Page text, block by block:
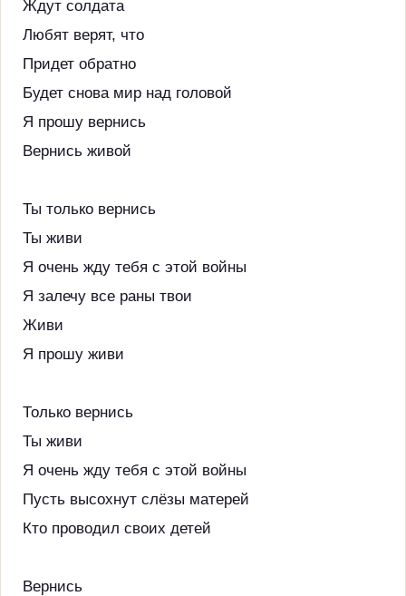
Ждут солдата
Любят верят, что
Придет обратно
Будет снова мир над головой
Я прошу вернись
Вернись живой
Ты только вернись
Ты живи
Я очень жду тебя с этой войны
Я залечу все раны твои
Живи
Я прошу живи
Только вернись
Ты живи
Я очень жду тебя с этой войны
Пусть высохнут слёзы матерей
Кто проводил своих детей
Вернись